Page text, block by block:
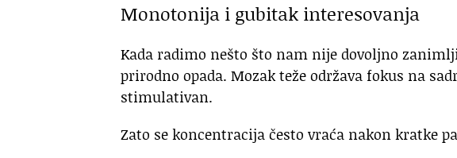
Monotonija i gubitak interesovanja
Kada radimo nešto što nam nije dovoljno
prirodno opada. Mozak teže održava fokus na
stimulativan.
Zato se koncentracija često vraća nakon kratke